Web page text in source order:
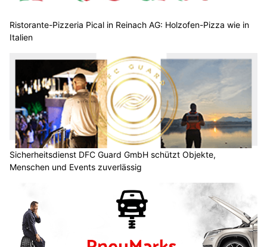
Ristorante-Pizzeria Pical in Reinach AG: Holzofen-Pizza wie in
Italien
Sicherheitsdienst DFC Guard GmbH schützt Objekte,
Menschen und Events zuverlässig